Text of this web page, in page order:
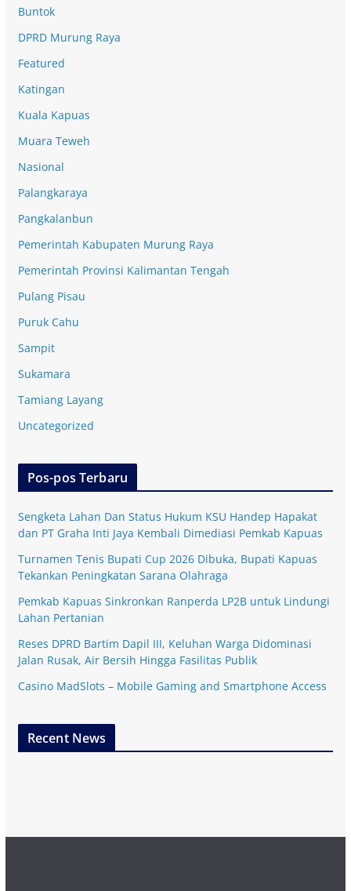
Buntok
DPRD Murung Raya
Featured
Katingan
Kuala Kapuas
Muara Teweh
Nasional
Palangkaraya
Pangkalanbun
Pemerintah Kabupaten Murung Raya
Pemerintah Provinsi Kalimantan Tengah
Pulang Pisau
Puruk Cahu
Sampit
Sukamara
Tamiang Layang
Uncategorized
Pos-pos Terbaru
Sengketa Lahan Dan Status Hukum KSU Handep Hapakat
dan PT Graha Inti Jaya Kembali Dimediasi Pemkab Kapuas
Turnamen Tenis Bupati Cup 2026 Dibuka, Bupati Kapuas
Tekankan Peningkatan Sarana Olahraga
Pemkab Kapuas Sinkronkan Ranperda LP2B untuk Lindungi
Lahan Pertanian
Reses DPRD Bartim Dapil III, Keluhan Warga Didominasi
Jalan Rusak, Air Bersih Hingga Fasilitas Publik
Casino MadSlots – Mobile Gaming and Smartphone Access
Recent News